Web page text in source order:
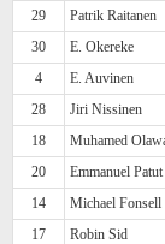
29
Patrik Raitanen
30
E. Okereke
4
E. Auvinen
28
Jiri Nissinen
18
Muhamed
20
Emmanuel Patut
14
Michael Fonsell
17
Robin Sid